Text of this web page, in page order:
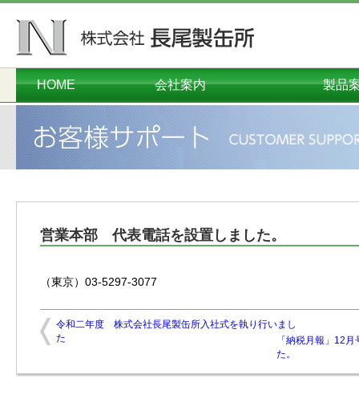
HOME 会社案内 製品
営業本部 代表電話を設置しました。
（東京）03-5297-3077
令和二年度 株式会社長尾製缶所入社式を執り行いまし
た
「納税月報」12
た。